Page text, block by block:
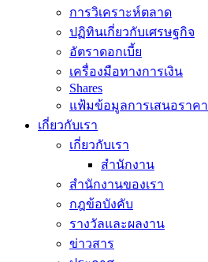
การวิเคราะห์ตลาด
ปฏิทินเกี่ยวกับเศรษฐกิจ
อัตราดอกเบี้ย
เครื่องมือทางการเงิน
Shares
แฟ้มข้อมูลการเสนอราคา
เกี่ยวกับเรา
เกี่ยวกับเรา
สำนักงาน
สำนักงานของเรา
กฎข้อบังคับ
รางวัลและผลงาน
ข่าวสาร